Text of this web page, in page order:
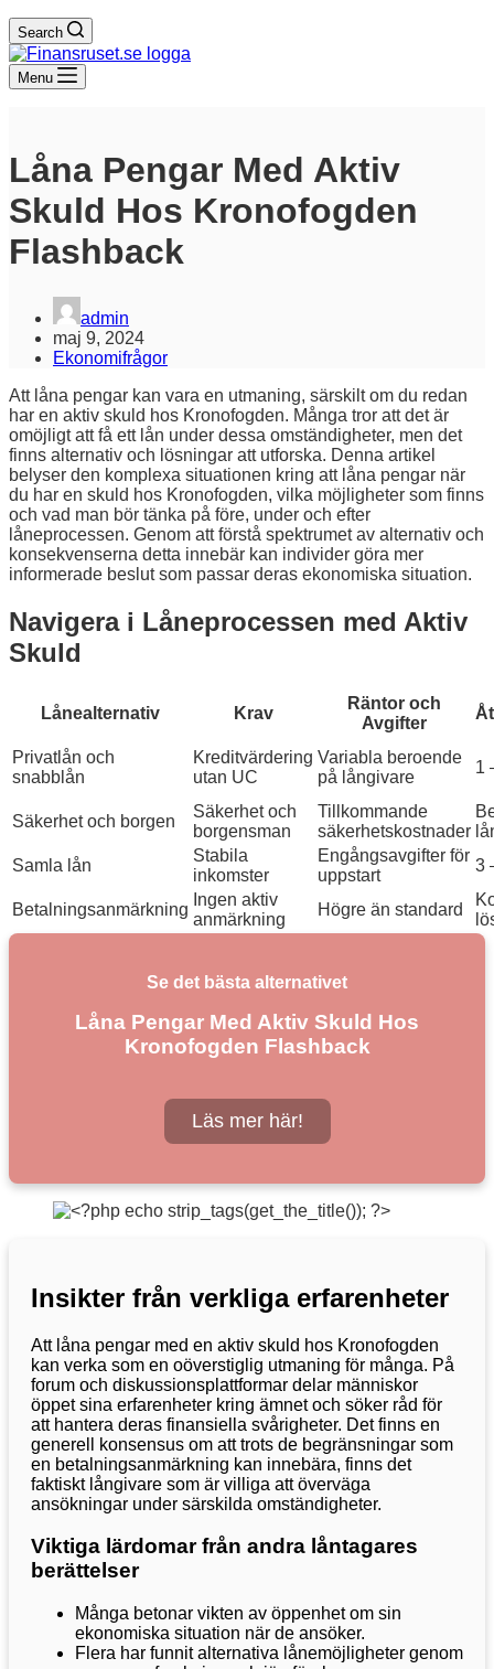
Search
Menu
Låna Pengar Med Aktiv
Skuld Hos Kronofogden
Flashback
admin
maj 9, 2024
Ekonomifrågor
Att låna pengar kan vara en utmaning, särskilt om du redan
har en aktiv skuld hos Kronofogden. Många tror att det är
omöjligt att få ett lån under dessa omständigheter, men det
finns alternativ och lösningar att utforska. Denna artikel
belyser den komplexa situationen kring att låna pengar när
du har en skuld hos Kronofogden, vilka möjligheter som finns
och vad man bör tänka på före, under och efter
låneprocessen. Genom att förstå spektrumet av alternativ och
konsekvenserna detta innebär kan individer göra mer
informerade beslut som passar deras ekonomiska situation.
Navigera i Låneprocessen med Aktiv
Skuld
Lånealternativ Krav
Räntor och
Avgifter
Privatlån och
snabblån
Kreditvärdering
utan UC
Variabla beroende
på långivare
1
Säkerhet och borgen
Säkerhet och
borgensman
Tillkommande
säkerhetskostnader
Samla lån
Stabila
inkomster
Engångsavgifter för
uppstart
3
Betalningsanmärkning
Ingen aktiv
anmärkning
Högre än standard
Se det bästa alternativet
Låna Pengar Med Aktiv Skuld Hos
Kronofogden Flashback
Läs mer här!
Insikter från verkliga erfarenheter
Att låna pengar med en aktiv skuld hos Kronofogden
kan verka som en oöverstiglig utmaning för många. På
forum och diskussionsplattformar delar människor
öppet sina erfarenheter kring ämnet och söker råd för
att hantera deras finansiella svårigheter. Det finns en
generell konsensus om att trots de begränsningar som
en betalningsanmärkning kan innebära, finns det
faktiskt långivare som är villiga att överväga
ansökningar under särskilda omständigheter.
Viktiga lärdomar från andra låntagares
berättelser
Många betonar vikten av öppenhet om sin
ekonomiska situation när de ansöker.
Flera har funnit alternativa lånemöjligheter genom